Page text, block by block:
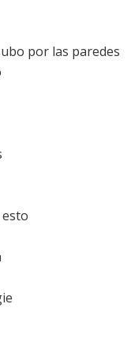
por las paredes